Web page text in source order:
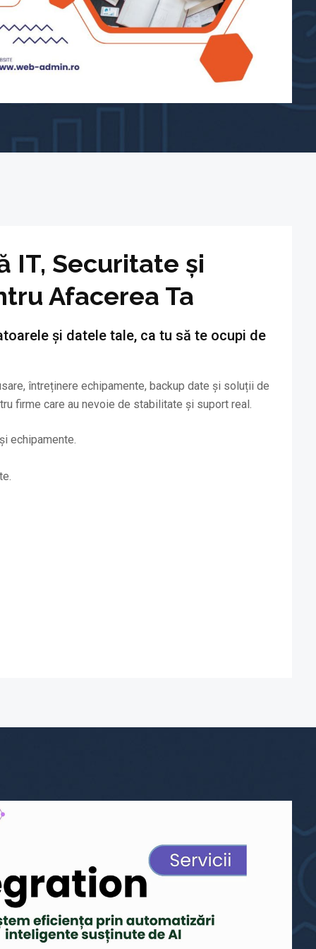
IT, Securitate și
Afacerea Ta
și datele tale, ca tu să te ocupi de
întreținere echipamente, backup date și soluții de
firme care au nevoie de stabilitate și suport real.
echipamente.